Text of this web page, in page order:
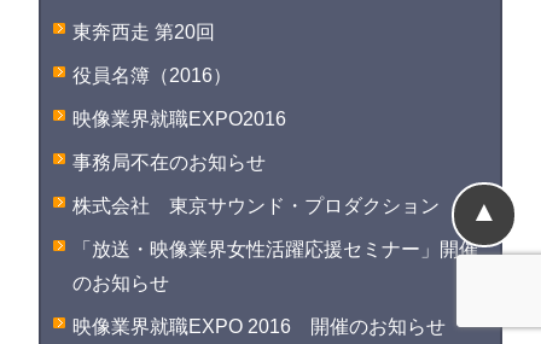
東奔西走 第20回
役員名簿（2016）
映像業界就職EXPO2016
事務局不在のお知らせ
株式会社 東京サウンド・プロダクション
「放送・映像業界女性活躍応援セミナー」開催
のお知らせ
映像業界就職EXPO 2016 開催のお知らせ
▲